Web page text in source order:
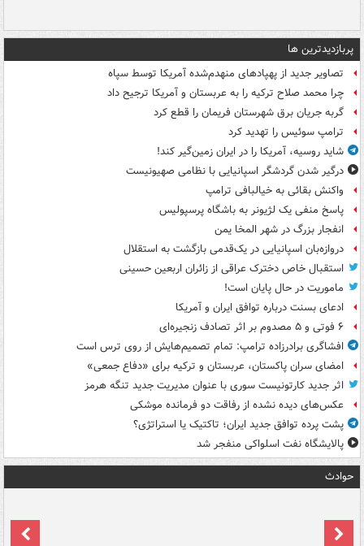
پربازدیدترین ها
تصاویر جدید از پهپادهای منهدم‌شده آمریکا توسط سپاه
چرا محمد صلاح ترکیه را به عربستان و آمریکا ترجیح داد
گربه جریان برق شهرستان فریمان را قطع کرد
ترامپ سوئیس را تهدید کرد
شاید روسیه، آمریکا را در ایران زمین‌گیر کند!
درگیر شدن گردشگر اسپانیایی با نظامی صهیونیست
واکنش بقائی به خیالبافی ترامپ
پاسخ منفی یک لژیونر به باشگاه پرسپولیس
انفجار بزرگ در شهر المخا یمن
دروازه‌بان اسپانیایی در یک‌قدمی بازگشت به استقلال
استقبال خاص دخترک عراقی از زائران اربعین حسینی
ماموریت در حال پایان است!
ادعای بسنت درباره توافق ایران و آمریکا
۶ فوتی و ۵ مصدوم بر اثر تصادف زنجیره‌ای
افشاگری برادرزاده ترامپ: تمام تصمیم‌هایش از روی ترس است
امضای سران پاکستان، عربستان و ترکیه برای «دفاع جمعی»
اثر جدید کارتونیست سوری با عنوان مدیریت جدید تنگه هرمز
عکس‌های دیده نشده از رفاقت دو فرمانده‌ موشکی
پشت پرده توافق جدید ایران؛ تاکتیک یا استراتژی؟
پالایشگاه نفت اسلواکی منفجر شد
حوادث